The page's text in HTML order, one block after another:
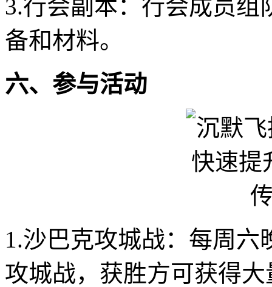
3.行会副本：行会成员
备和材料。
六、参与活动
1.沙巴克攻城战：每周
攻城战，获胜方可获得